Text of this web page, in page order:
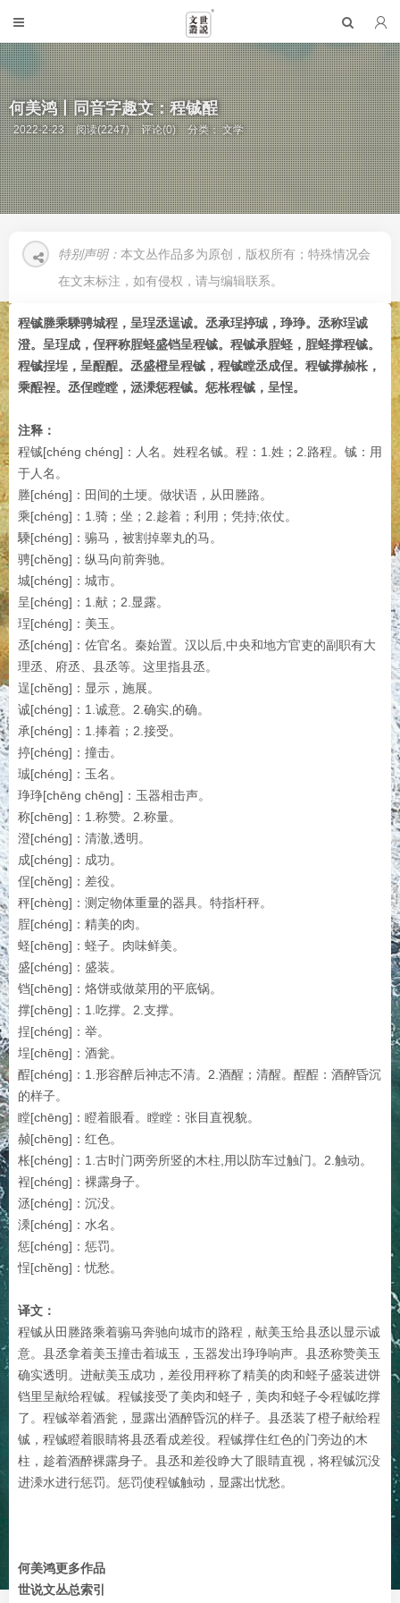
何美鸿丨同音字趣文：程铖酲
2022-2-23 阅读(2247) 评论(0) 分类：文学
特别声明： 本文丛作品多为原创，版权所有；特殊情况会
在文末标注，如有侵权，请与编辑联系。
程铖塍乘騬骋城程，呈珵丞逞诚。丞承珵揨珹，琤琤。丞称珵诚
澄。呈珵成，侱秤称脭蛏盛铛呈程铖。程铖承脭蛏，脭蛏撑程铖。
程铖挰埕，呈酲酲。丞盛橙呈程铖，程铖瞠丞成侱。程铖撑赪枨，
乘酲裎。丞侱瞠瞠，洆溗惩程铖。惩枨程铖，呈悜。
注释：
程铖[chéng chéng]：人名。姓程名铖。程：1.姓；2.路程。铖：用
于人名。
塍[chéng]：田间的土埂。做状语，从田塍路。
乘[chéng]：1.骑；坐；2.趁着；利用；凭持;依仗。
騬[chéng]：骟马，被割掉睾丸的马。
骋[chěng]：纵马向前奔驰。
城[chéng]：城市。
呈[chéng]：1.献；2.显露。
珵[chéng]：美玉。
丞[chéng]：佐官名。秦始置。汉以后,中央和地方官吏的副职有大
理丞、府丞、县丞等。这里指县丞。
逞[chěng]：显示，施展。
诚[chéng]：1.诚意。2.确实,的确。
承[chéng]：1.捧着；2.接受。
揨[chéng]：撞击。
珹[chéng]：玉名。
琤琤[chēng chēng]：玉器相击声。
称[chēng]：1.称赞。2.称量。
澄[chéng]：清澈,透明。
成[chéng]：成功。
侱[chěng]：差役。
秤[chèng]：测定物体重量的器具。特指杆秤。
脭[chéng]：精美的肉。
蛏[chēng]：蛏子。肉味鲜美。
盛[chéng]：盛装。
铛[chēng]：烙饼或做菜用的平底锅。
撑[chēng]：1.吃撑。2.支撑。
挰[chéng]：举。
埕[chēng]：酒瓮。
酲[chéng]：1.形容醉后神志不清。2.酒醒；清醒。酲酲：酒醉昏沉
的样子。
瞠[chēng]：瞪着眼看。瞠瞠：张目直视貌。
赪[chēng]：红色。
枨[chéng]：1.古时门两旁所竖的木柱,用以防车过触门。2.触动。
裎[chéng]：裸露身子。
洆[chéng]：沉没。
溗[chéng]：水名。
惩[chéng]：惩罚。
悜[chěng]：忧愁。
译文：
程铖从田塍路乘着骟马奔驰向城市的路程，献美玉给县丞以显示诚
意。县丞拿着美玉撞击着珹玉，玉器发出琤琤响声。县丞称赞美玉
确实透明。进献美玉成功，差役用秤称了精美的肉和蛏子盛装进饼
铛里呈献给程铖。程铖接受了美肉和蛏子，美肉和蛏子令程铖吃撑
了。程铖举着酒瓮，显露出酒醉昏沉的样子。县丞装了橙子献给程
铖，程铖瞪着眼睛将县丞看成差役。程铖撑住红色的门旁边的木
柱，趁着酒醉裸露身子。县丞和差役睁大了眼睛直视，将程铖沉没
进溗水进行惩罚。惩罚使程铖触动，显露出忧愁。
何美鸿更多作品
世说文丛总索引